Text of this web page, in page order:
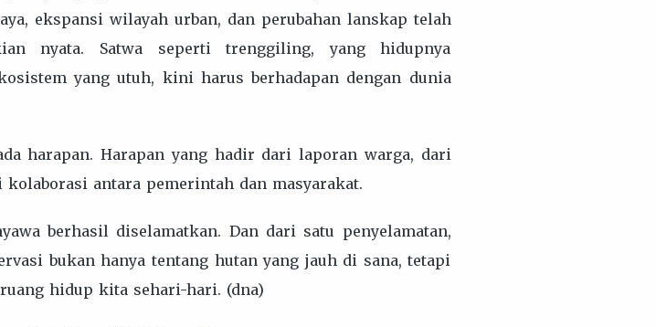
ekspansi wilayah urban, dan perubahan lanskap telah
nyata. Satwa seperti trenggiling, yang hidupnya
yang utuh, kini harus berhadapan dengan dunia
harapan. Harapan yang hadir dari laporan warga, dari
antara pemerintah dan masyarakat.
berhasil diselamatkan. Dan dari satu penyelamatan,
bukan hanya tentang hutan yang jauh di sana, tetapi
hidup kita sehari-hari. (dna)